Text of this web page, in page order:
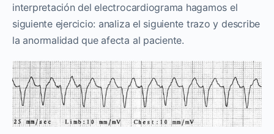
interpretación del electrocardiograma hagamos el
siguiente ejercicio: analiza el siguiente trazo y describe
la anormalidad que afecta al paciente.